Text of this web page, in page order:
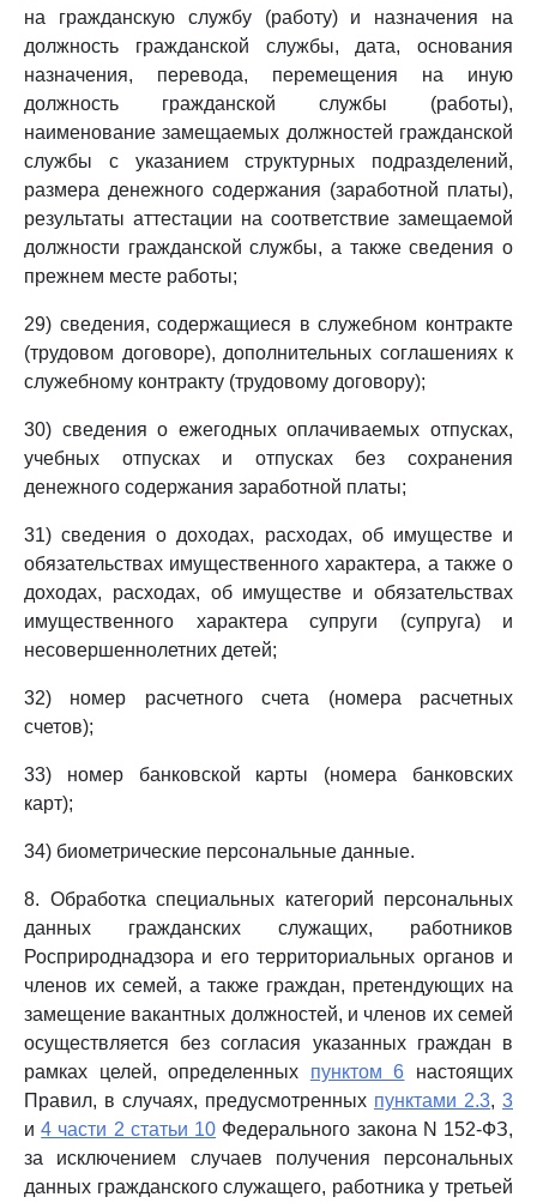
на гражданскую службу (работу) и назначения на
должность гражданской службы, дата, основания
назначения, перевода, перемещения на иную
должность гражданской службы (работы),
наименование замещаемых должностей гражданской
службы с указанием структурных подразделений,
размера денежного содержания (заработной платы),
результаты аттестации на соответствие замещаемой
должности гражданской службы, а также сведения о
прежнем месте работы;
29) сведения, содержащиеся в служебном контракте
(трудовом договоре), дополнительных соглашениях к
служебному контракту (трудовому договору);
30) сведения о ежегодных оплачиваемых отпусках,
учебных отпусках и отпусках без сохранения
денежного содержания заработной платы;
31) сведения о доходах, расходах, об имуществе и
обязательствах имущественного характера, а также о
доходах, расходах, об имуществе и обязательствах
имущественного характера супруги (супруга) и
несовершеннолетних детей;
32) номер расчетного счета (номера расчетных
счетов);
33) номер банковской карты (номера банковских
карт);
34) биометрические персональные данные.
8. Обработка специальных категорий персональных
данных гражданских служащих, работников
Росприроднадзора и его территориальных органов и
членов их семей, а также граждан, претендующих на
замещение вакантных должностей, и членов их семей
осуществляется без согласия указанных граждан в
рамках целей, определенных пунктом 6 настоящих
Правил, в случаях, предусмотренных пунктами 2.3, 3
и4 части 2 статьи 10 Федерального закона N 152-ФЗ,
за исключением случаев получения персональных
данных гражданского служащего, работника у третьей